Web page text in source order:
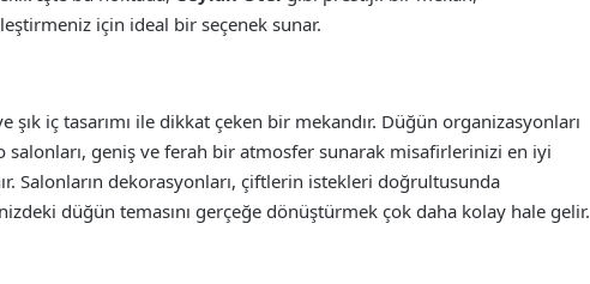
için ideal bir seçenek sunar.
iç tasarımı ile dikkat çeken bir mekandır. Düğün organizasyonları
salonları, geniş ve ferah bir atmosfer sunarak misafirlerinizi en iyi
Salonların dekorasyonları, çiftlerin istekleri doğrultusunda
düğün temasını gerçeğe dönüştürmek çok daha kolay hale gelir.